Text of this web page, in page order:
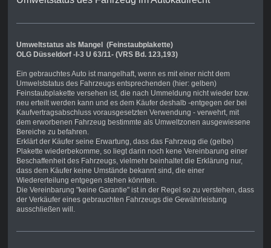
Umweltstatus als Mangel (Feinstaubplakette)
OLG Düsseldorf -I-3 U 63/11- (VRS Bd. 123,193)
Ein gebrauchtes Auto ist mangelhaft, wenn es mit einer nicht dem
Umwelststatus des Fahrzeugs entsprechenden (hier: gelben)
Feinstaubplakette versehen ist, die nach Ummeldung nicht wieder bzw.
neu erteilt werden kann und es dem Käufer deshalb -entgegen der bei
Kaufvertragsabschluss vorausgesetzten Verwendung - verwehrt, mit
dem erworbenen Fahrzeug bestimmte als Umweltzonen ausgewiesene
Bereiche zu befahren.
Erklärt der Käufer seine Erwartung, dass das Fahrzeug die (gelbe)
Plakette wiederbekomme, so liegt darin noch kene Vereinbarung einer
Beschaffenheit des Fahrzeugs, vielmehr beinhaltet die Erklärung nur,
dass dem Käufer keine Umstände bekannt sind, die einer
Wiedererteilung entgegen stehen könnten.
Die Vereinbarung "keine Garantie" ist in der Regel so zu verstehen, dass
der Verkäufer eines gebrauchten Fahrzeugs die Gewährleistung
ausschließen will.